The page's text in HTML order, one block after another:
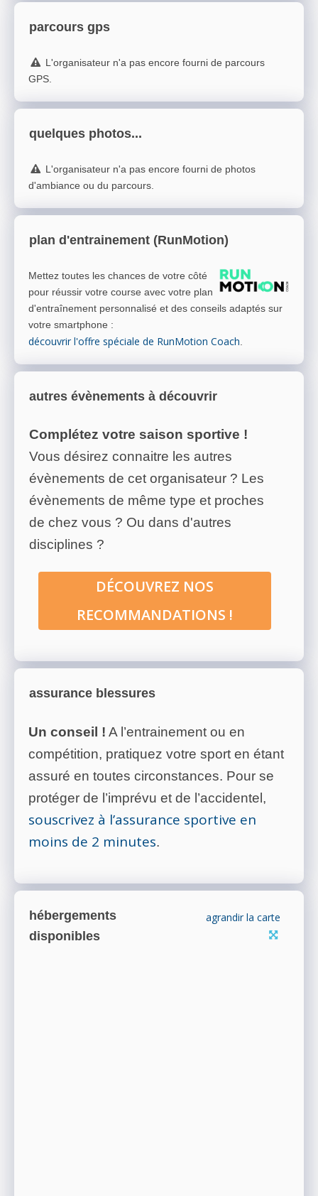
parcours gps
L'organisateur n'a pas encore fourni de parcours
GPS.
quelques photos...
L'organisateur n'a pas encore fourni de photos
d'ambiance ou du parcours.
plan d'entrainement (RunMotion)
Mettez toutes les chances de votre côté
pour réussir votre course avec votre plan
d'entraînement personnalisé et des conseils adaptés sur
votre smartphone :
découvrir l'offre spéciale de RunMotion Coach.
autres évènements à découvrir
Complétez votre saison sportive !
Vous désirez connaitre les autres
évènements de cet organisateur ? Les
évènements de même type et proches
de chez vous ? Ou dans d'autres
disciplines ?
DÉCOUVREZ NOS
RECOMMANDATIONS !
assurance blessures
Un conseil ! A l’entrainement ou en
compétition, pratiquez votre sport en étant
assuré en toutes circonstances. Pour se
protéger de l’imprévu et de l’accidentel,
souscrivez à l’assurance sportive en
moins de 2 minutes.
hébergements
disponibles
agrandir la carte